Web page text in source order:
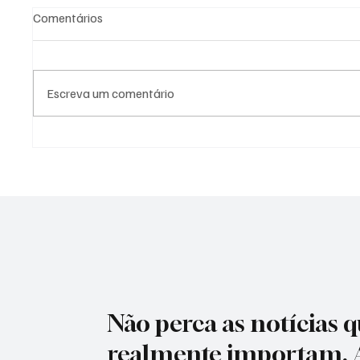
Comentários
Escreva um comentário
Não perca as notícias
realmente importam.